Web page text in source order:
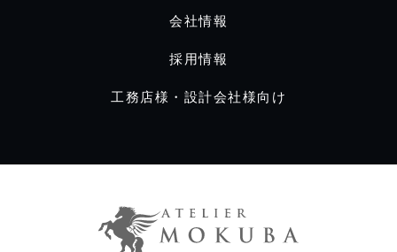
会社情報
採用情報
工務店様・設計会社様向け